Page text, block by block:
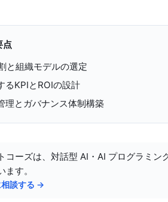
点
と組織モデルの選定
るKPIとROIの設計
理とガバナンス体制構築
コーズは、対話型 AI・AI プログラミ
す。
相談する →